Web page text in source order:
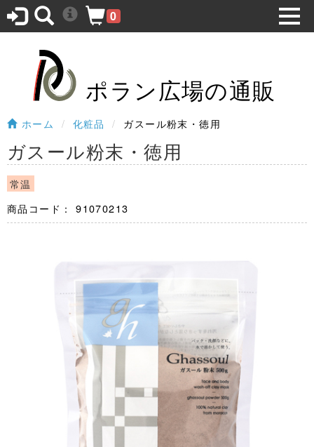
ポラン広場の通販
0
ホーム 化粧品 ガスール粉末・徳用
ガスール粉末・徳用
常温
商品コード：
91070213